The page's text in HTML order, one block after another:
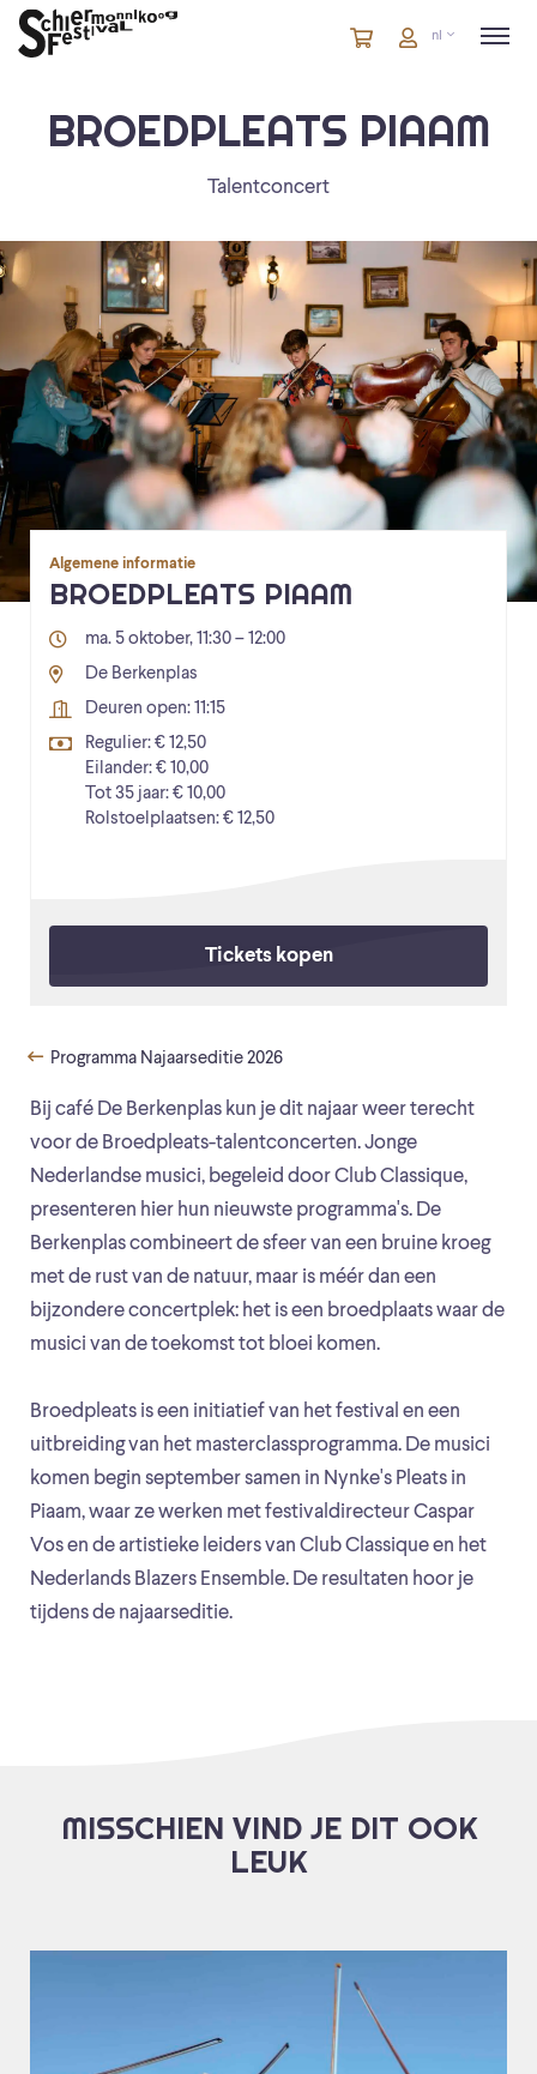
Winkelmandje
artikelen
Account
nl
BROEDPLEATS PIAAM
Talentconcert
Bij café De Berkenplas kun je dit najaar weer terecht
voor de Broedpleats-talentconcerten. Jonge
Nederlandse musici, begeleid door Club Classique,
presenteren hier hun nieuwste programma's. De
Berkenplas combineert de sfeer van een bruine kroeg
met de rust van de natuur, maar is méér dan een
bijzondere concertplek: het is een broedplaats waar de
musici van de toekomst tot bloei komen.
Broedpleats is een initiatief van het festival en een
uitbreiding van het masterclassprogramma. De musici
komen begin september samen in Nynke's Pleats in
Piaam, waar ze werken met festivaldirecteur Caspar
Vos en de artistieke leiders van Club Classique en het
Nederlands Blazers Ensemble. De resultaten hoor je
tijdens de najaarseditie.
Algemene informatie
BROEDPLEATS PIAAM
ma. 5 oktober, 11:30 – 12:00
De Berkenplas
Deuren open: 11:15
Regulier: € 12,50
Eilander: € 10,00
Tot 35 jaar: € 10,00
Rolstoelplaatsen: € 12,50
Tickets kopen
Programma Najaarseditie 2026
MISSCHIEN VIND JE DIT OOK
LEUK